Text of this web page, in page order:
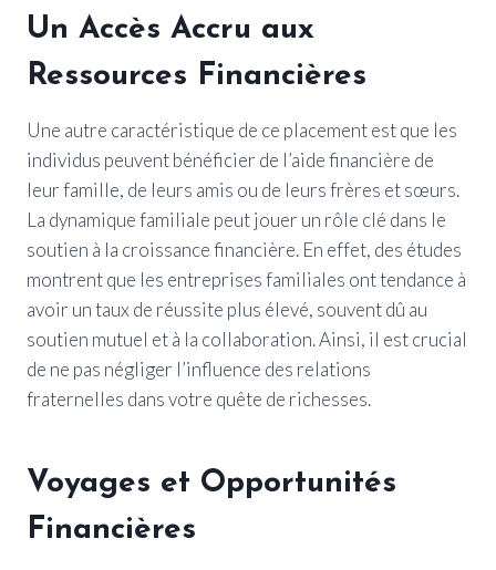
Un Accès Accru aux
Ressources Financières
Une autre caractéristique de ce placement est que les
individus peuvent bénéficier de l’aide financière de
leur famille, de leurs amis ou de leurs frères et sœurs.
La dynamique familiale peut jouer un rôle clé dans le
soutien à la croissance financière. En effet, des études
montrent que les entreprises familiales ont tendance à
avoir un taux de réussite plus élevé, souvent dû au
soutien mutuel et à la collaboration. Ainsi, il est crucial
de ne pas négliger l’influence des relations
fraternelles dans votre quête de richesses.
Voyages et Opportunités
Financières